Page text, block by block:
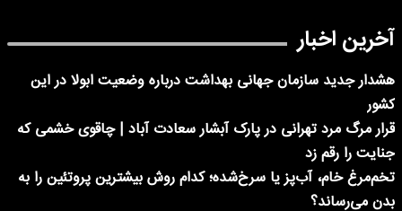
آخرین اخبار
هشدار جدید سازمان جهانی بهداشت درباره وضعیت ابولا در این
کشور
قرار مرگ مرد تهرانی در پارک آبشار سعادت آباد | چاقوی خشمی که
جنایت را رقم زد
تخم‌مرغ خام، آب‌پز یا سرخ‌شده؛ کدام روش بیشترین پروتئین را به
بدن می‌رساند؟